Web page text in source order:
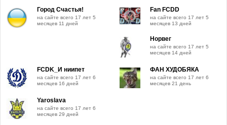
Город Счастья!
на сайте всего 17 лет 5
месяцев 11 дней
Fan FCDD
на сайте всего 17 лет 5
месяцев 13 дней
Норвег
на сайте всего 17 лет 5
месяцев 14 дней
FCDK_И ниипет
на сайте всего 17 лет 6
месяцев 16 дней
ФАН ХУДОБЯКА
на сайте всего 17 лет 6
месяцев 21 день
Yaroslava
на сайте всего 17 лет 6
месяцев 29 дней